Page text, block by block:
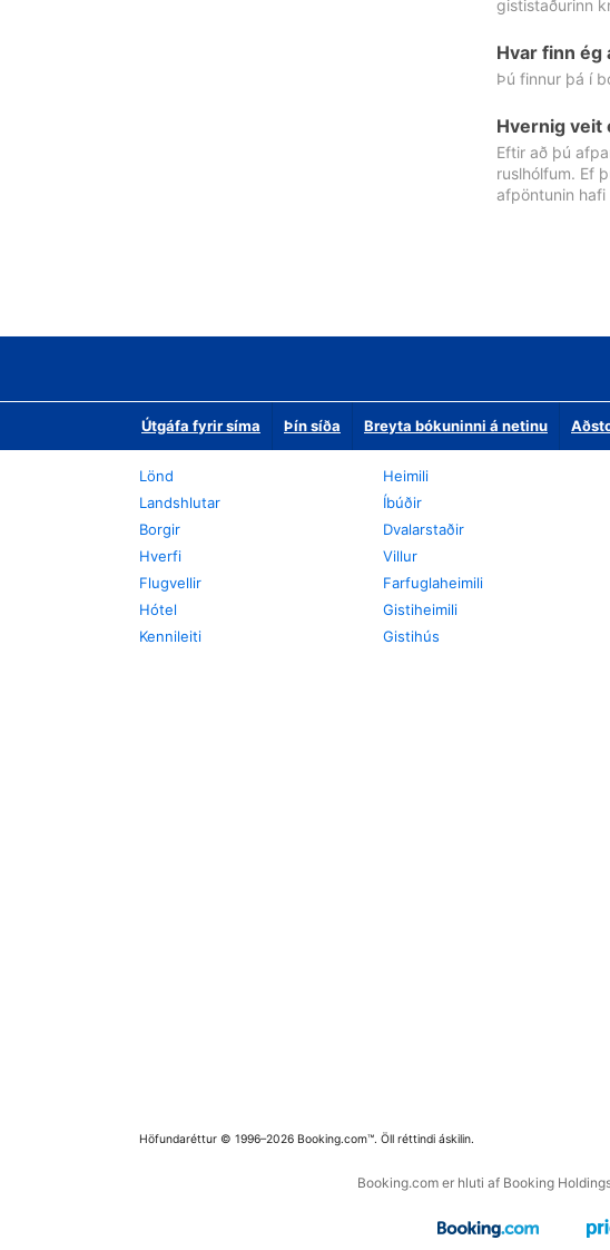
gististaðurinn
Hvar finn ég
Þú finnur þá í
Hvernig veit
Eftir að þú
ruslhólfum. Ef
afpöntunin hafi
Útgáfa fyrir síma Þín síða Breyta bókuninni á netinu
Lönd
Landshlutar
Borgir
Hverfi
Flugvellir
Hótel
Kennileiti
Heimili
Íbúðir
Dvalarstaðir
Villur
Farfuglaheimili
Gistiheimili
Gistihús
Höfundaréttur © 1996–2026 Booking.com™. Öll réttindi áskilin.
Booking.com er hluti af Booking